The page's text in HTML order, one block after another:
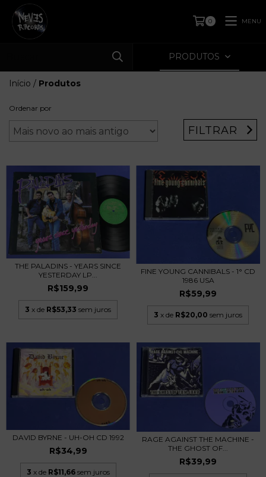
0 MENU
PRODUTOS
Início / Produtos
Ordenar por
FILTRAR
THE PALADINS - YEARS SINCE
YESTERDAY LP...
R$159,99
3 x de R$53,33 sem juros
FINE YOUNG CANNIBALS - 1° CD
1986 USA
R$59,99
3 x de R$20,00 sem juros
DAVID BYRNE - UH-OH CD 1992
R$34,99
3 x de R$11,66 sem juros
RAGE AGAINST THE MACHINE -
THE GHOST OF...
R$39,99